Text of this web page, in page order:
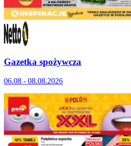
Gazetka spożywcza
06.08 - 08.08.2026